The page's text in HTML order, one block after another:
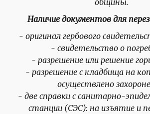
общины.
Наличие документов для
- оригинал гербового
- свидетельство о
- разрешение или решение
- разрешение с кладбища на
осуществлено
- две справки с санитарно-
станции (СЭС): на изъятие и